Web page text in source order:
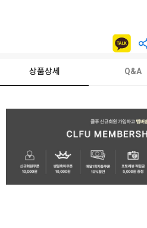
상품상세 Q&A